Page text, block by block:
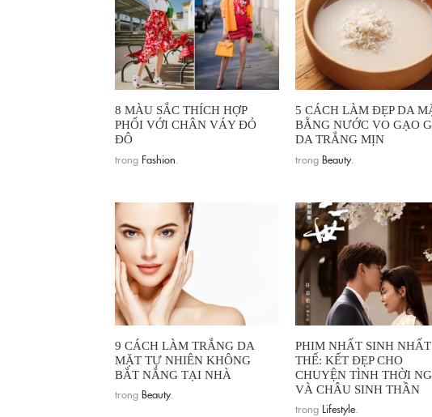
8 MÀU SẮC THÍCH HỢP
PHỐI VỚI CHÂN VÁY ĐỎ
ĐÔ
trong Fashion
5 CÁCH LÀM ĐẸP DA
BẰNG NƯỚC VO GẠO
DA TRẮNG MỊN
trong Beauty.
9 CÁCH LÀM TRẮNG DA
MẶT TỰ NHIÊN KHÔNG
BẮT NẮNG TẠI NHÀ
trong Beauty.
PHIM NHẤT SINH NHẤT
THẾ: KẾT ĐẸP CHO
CHUYỆN TÌNH THỜI
VÀ CHÂU SINH THẦN
trong Lifestyle.